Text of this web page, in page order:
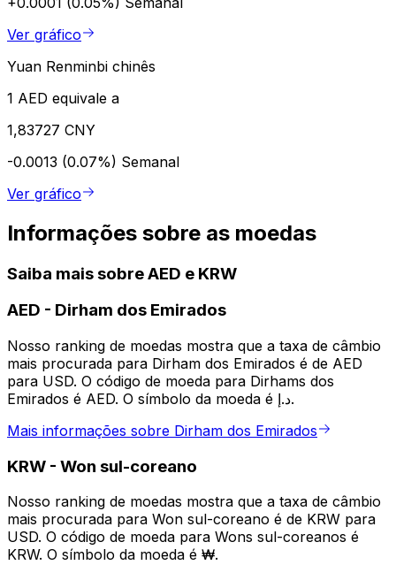
Ver gráfico
Yuan Renminbi chinês
1 AED equivale a
1,83727 CNY
-0.0013 (0.07%) Semanal
Ver gráfico
Informações sobre as moedas
Saiba mais sobre AED e KRW
AED - Dirham dos Emirados
Nosso ranking de moedas mostra que a taxa de câmbio
mais procurada para Dirham dos Emirados é de AED
para USD. O código de moeda para Dirhams dos
Emirados é AED. O símbolo da moeda é د.إ.
Mais informações sobre Dirham dos Emirados
KRW - Won sul-coreano
Nosso ranking de moedas mostra que a taxa de câmbio
mais procurada para Won sul-coreano é de KRW para
USD. O código de moeda para Wons sul-coreanos é
KRW. O símbolo da moeda é ₩.